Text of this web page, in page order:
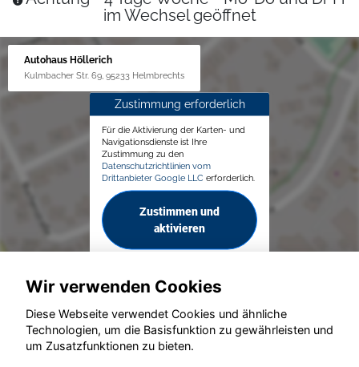
im Wechsel geöffnet
Autohaus Höllerich
Kulmbacher Str. 69, 95233 Helmbrechts
Zustimmung erforderlich
Für die Aktivierung der Karten- und
Navigationsdienste ist Ihre
Zustimmung zu den
Datenschutzrichtlinien vom
Drittanbieter Google LLC erforderlich.
Zustimmen und
aktivieren
© konjunkturmotor.de GmbH 2020 - 2026
Wir verwenden Cookies
Diese Webseite verwendet Cookies und ähnliche
Technologien, um die Basisfunktion zu gewährleisten und
um Zusatzfunktionen zu bieten.